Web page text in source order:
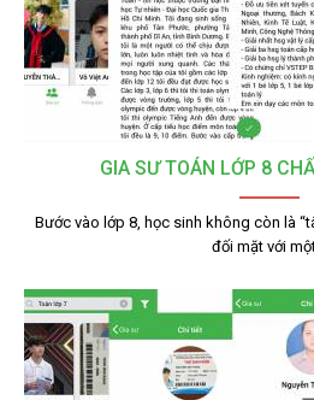
GIA SƯ TOÁN LỚP 8
Bước vào lớp 8, học sinh không còn là
đối mặt với